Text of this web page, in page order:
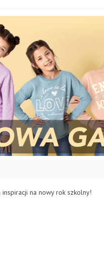
inspiracji na nowy rok szkolny!